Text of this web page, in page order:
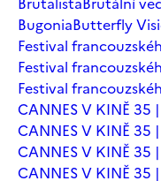
BugoniaButterfly
Festival
Festival
Festival
CANNES V KINĚ 35
CANNES V KINĚ 35
CANNES V KINĚ 35
CANNES V KINĚ 35